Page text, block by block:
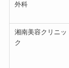
外科
湘南美容クリニッ
ク